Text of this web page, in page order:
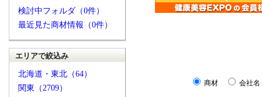
検討中フォルダ（0件）
最近見た商材情報（0件）
エリアで絞込み
北海道・東北（64）
関東（2709）
商材 会社名